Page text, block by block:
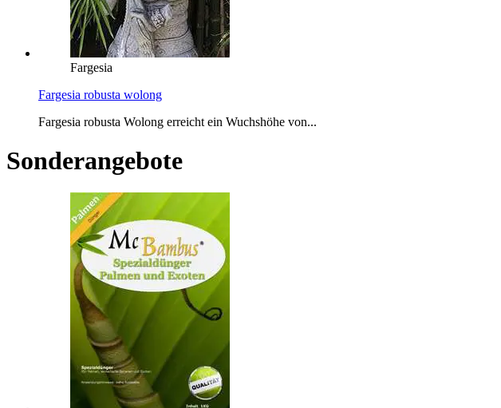
Fargesia
Fargesia robusta wolong
Fargesia robusta Wolong erreicht ein Wuchshöhe von...
Sonderangebote